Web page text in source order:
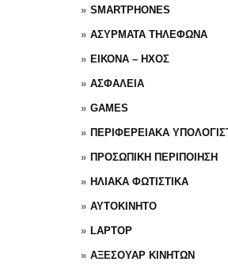
SMARTPHONES
ΑΣΥΡΜΑΤΑ ΤΗΛΕΦΩΝΑ
ΕΙΚΟΝΑ – ΗΧΟΣ
ΑΣΦΑΛΕΙΑ
GAMES
ΠΕΡΙΦΕΡΕΙΑΚΑ
ΠΡΟΣΩΠΙΚΗ ΠΕΡΙΠΟΙΗΣΗ
ΗΛΙΑΚΑ ΦΩΤΙΣΤΙΚΑ
ΑΥΤΟΚΙΝΗΤΟ
LAPTOP
ΑΞΕΣΟΥΑΡ ΚΙΝΗΤΩΝ